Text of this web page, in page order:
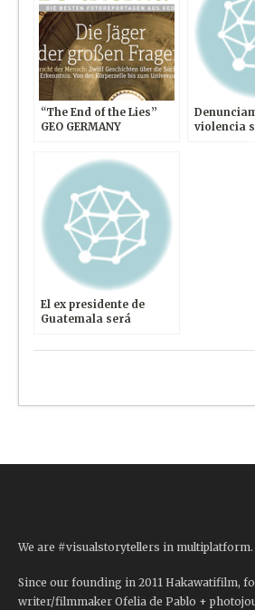
“The End of the Lies”
GEO GERMANY
violencia
El ex presidente de
Guatemala será
Genocidio este jueves
We are #visualstorytellers in multiplatform.
Since our founding in 2011 Hakawatifilm,
writer/filmmaker Ofelia de Pablo +